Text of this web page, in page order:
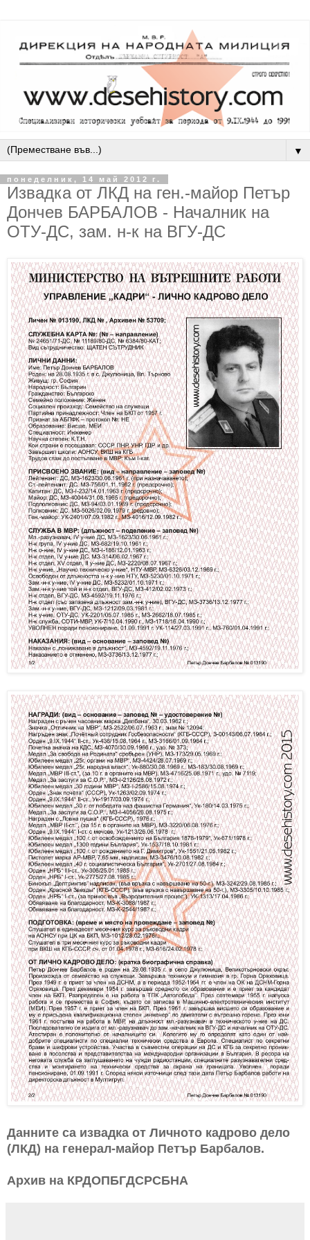
▼
понеделник, 14 май 2012 г.
Извадка от ЛКД на ген.-майор Петър
Дончев БАРБАЛОВ - Началник на
ОТУ-ДС, зам. н-к на ВГУ-ДС
Данните са извадка от Личното кадрово дело
(ЛКД) на генерал-майор Петър Барбалов.
Архив на КРДОПБГДСРСБНА